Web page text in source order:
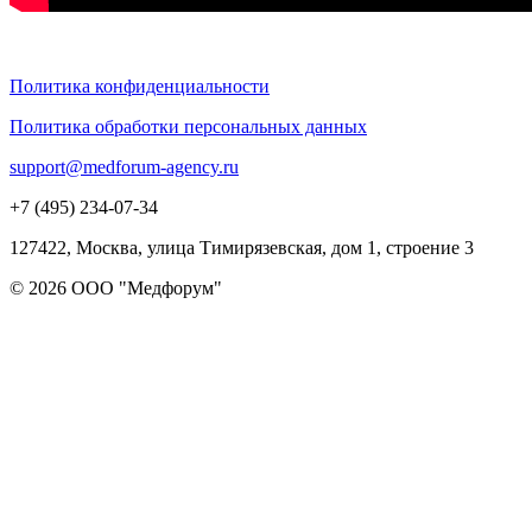
Политика конфиденциальности
Политика обработки персональных данных
support@medforum-agency.ru
+7 (495) 234-07-34
127422, Москва, улица Тимирязевская, дом 1, строение 3
© 2026 ООО "Медфорум"